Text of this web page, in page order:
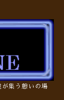
集う憩いの場